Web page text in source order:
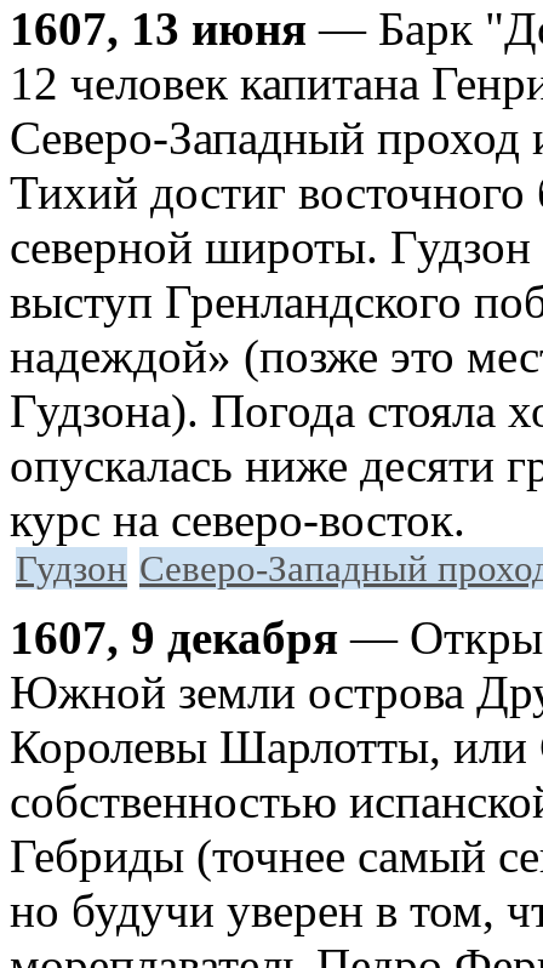
1607, 13 июня — Барк
12 человек капитана
Северо-Западный проход
Тихий достиг
северной широты.
выступ Гренланд­ского
надеждой» (позже это
Гудзона). Погода стояла
опускалась ниже десяти
курс на северо-восток.
Гудзон Северо-Западный
1607, 9 декабря —
Южной земли острова
Королевы Шарлотты, или
собственностью
Гебриды (точнее самый
но будучи уверен в том,